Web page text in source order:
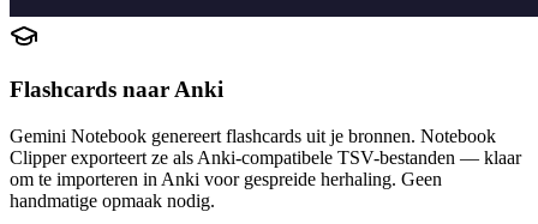
Flashcards naar Anki
Gemini Notebook genereert flashcards uit je bronnen. Notebook
Clipper exporteert ze als Anki-compatibele TSV-bestanden — klaar
om te importeren in Anki voor gespreide herhaling. Geen
handmatige opmaak nodig.